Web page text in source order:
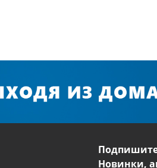
Новинки,